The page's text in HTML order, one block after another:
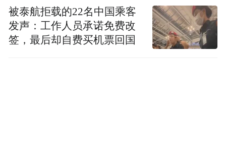
被泰航拒载的22名中国乘客
发声：工作人员承诺免费改
签，最后却自费买机票回国